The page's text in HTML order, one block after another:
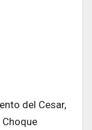
del Cesar,